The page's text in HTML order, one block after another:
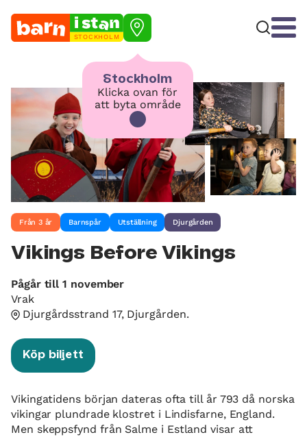
STOCKHOLM
Stockholm
Klicka ovan för
att byta område
Från 3 år Barnspår Utställning Djurgården
Vikings Before Vikings
Pågår till 1 november
Vrak
Djurgårdsstrand 17, Djurgården.
Köp biljett
Vikingatidens början dateras ofta till år 793 då norska
vikingar plundrade klostret i Lindisfarne, England.
Men skeppsfynd från Salme i Estland visar att